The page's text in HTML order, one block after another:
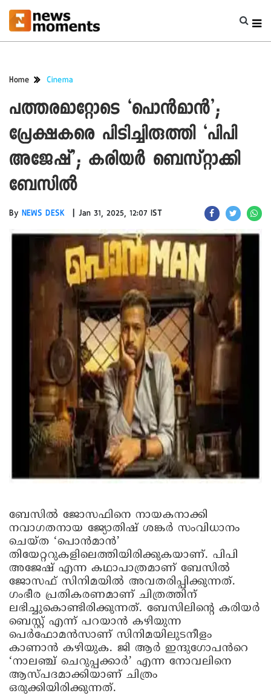
Home Cinema
പത്തരമാറ്റോടെ ‘പൊൻമാൻ’;
പ്രേക്ഷകരെ പിടിച്ചിരുത്തി ‘പിപി
അജേഷ്’; കരിയർ ബെസ്റ്റാക്കി
ബേസിൽ
By NEWS DESK | Jan 31, 2025, 12:07 IST
ബേസിൽ ജോസഫിനെ നായകനാക്കി
നവാഗതനായ ജ്യോതിഷ് ശങ്കർ സംവിധാനം
ചെയ്ത ‘പൊൻമാൻ’
തിയേറ്ററുകളിലെത്തിയിരിക്കുകയാണ്. പിപി
അജേഷ് എന്ന കഥാപാത്രമാണ് ബേസിൽ‌
ജോസഫ് സിനിമയിൽ അവതരിപ്പിക്കുന്നത്. ​
ഗംഭീര പ്രതികരണമാണ് ചിത്രത്തിന്
ലഭിച്ചുകൊണ്ടിരിക്കുന്നത്. ബേസിലിന്റെ കരിയർ
ബെസ്റ്റ് എന്ന് പറയാൻ കഴിയുന്ന
പെർഫോമൻസാണ് സിനിമയിലുടനീളം
കാണാൻ കഴിയുക. ജി ആർ ഇന്ദുഗോപൻറെ
‘നാലഞ്ച് ചെറുപ്പക്കാർ’ എന്ന നോവലിനെ
ആസ്പദമാക്കിയാണ് ചിത്രം
ഒരുക്കിയിരിക്കുന്നത്.